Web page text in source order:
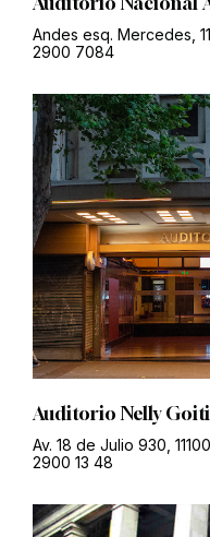
Andes esq. Mercedes,
2900 7084
Auditorio Nelly
Av. 18 de Julio 930,
2900 13 48